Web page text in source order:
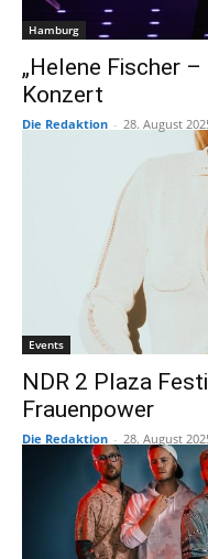
Hamburg
„Helene Fischer
Konzert
Die Redaktion - 28. August
Events
NDR 2 Plaza
Frauenpower
Die Redaktion - 28. August